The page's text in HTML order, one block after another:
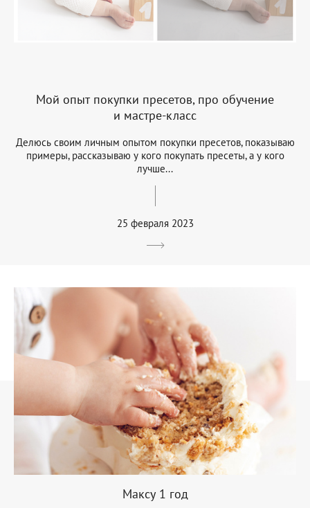
Мой опыт покупки пресетов, про обучение
и мастре-класс
Делюсь своим личным опытом покупки пресетов, показываю
примеры, рассказываю у кого покупать пресеты, а у кого
лучше...
25 февраля 2023
Максу 1 год